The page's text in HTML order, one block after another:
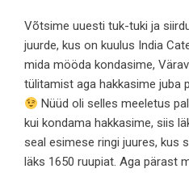
Võtsime uuesti tuk-tuki ja
juurde, kus on kuulus India
mida mööda kondasime,
tülitamist aga hakkasime juba
Nüüd oli selles meeletus
kui kondama hakkasime, siis
seal esimese ringi juures, kus
läks 1650 ruupiat. Aga pärast